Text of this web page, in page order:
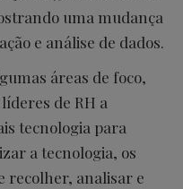
uma mudança
e análise de dados.
áreas de foco,
de RH a
tecnologia para
a tecnologia, os
recolher, analisar e